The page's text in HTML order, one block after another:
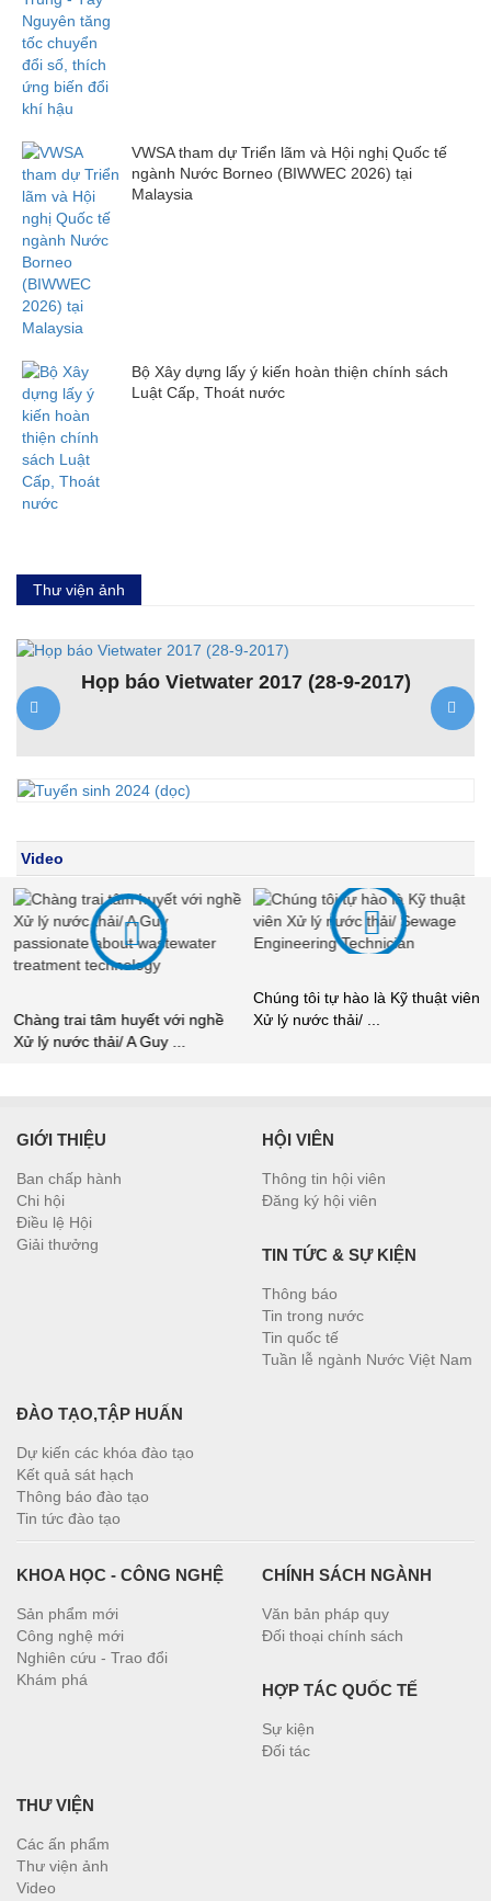
VWSA tham dự Triển lãm và Hội nghị Quốc tế
ngành Nước Borneo (BIWWEC 2026) tại
Malaysia
Bộ Xây dựng lấy ý kiến hoàn thiện chính sách
Luật Cấp, Thoát nước
Thư viện ảnh
Họp báo Vietwater 2017 (28-9-2017)
Video
Chàng trai tâm huyết với nghề
Xử lý nước thải/ A Guy ...
Chúng tôi tự hào là Kỹ thuật viên
Xử lý nước thải/ ...
GIỚI THIỆU
Ban chấp hành
Chi hội
Điều lệ Hội
Giải thưởng
HỘI VIÊN
Thông tin hội viên
Đăng ký hội viên
TIN TỨC & SỰ KIỆN
Thông báo
Tin trong nước
Tin quốc tế
Tuần lễ ngành Nước Việt Nam
ĐÀO TẠO,TẬP HUẤN
Dự kiến các khóa đào tạo
Kết quả sát hạch
Thông báo đào tạo
Tin tức đào tạo
KHOA HỌC - CÔNG NGHỆ
Sản phẩm mới
Công nghệ mới
Nghiên cứu - Trao đổi
Khám phá
CHÍNH SÁCH NGÀNH
Văn bản pháp quy
Đối thoại chính sách
HỢP TÁC QUỐC TẾ
Sự kiện
Đối tác
THƯ VIỆN
Các ấn phẩm
Thư viện ảnh
Video